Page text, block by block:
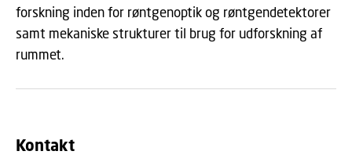
forskning inden for røntgenoptik og røntgendetektorer
samt mekaniske strukturer til brug for udforskning af
rummet.
Kontakt